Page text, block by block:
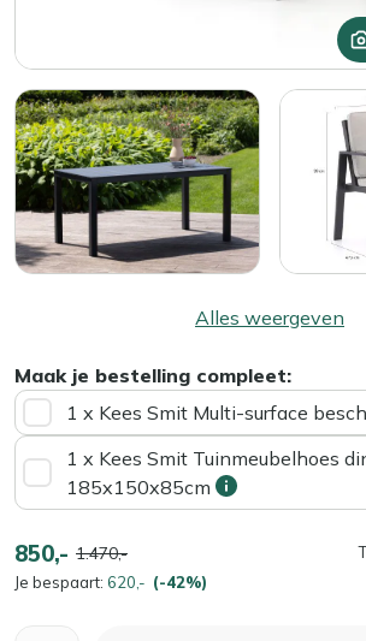
Alles weergeven
Maak je bestelling compleet:
1 x Kees Smit Multi-surface
1 x Kees Smit Tuinmeubelhoes
185x150x85cm
850,- 1.470,-
Je bespaart: 620,- (-42%)